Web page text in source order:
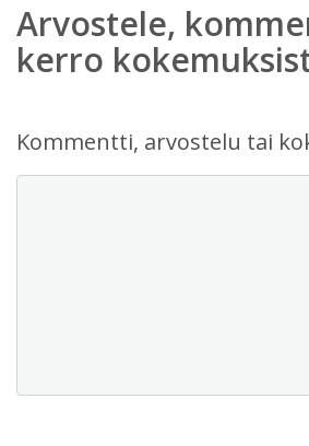
Arvostele,
kerro
Kommentti, arvostelu tai